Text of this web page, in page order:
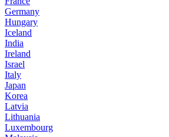
Germany
Hungary
Iceland
India
Ireland
Israel
Italy
Japan
Korea
Latvia
Lithuania
Luxembourg